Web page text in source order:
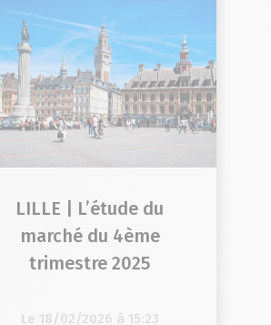
LILLE | L’étude du
marché du 4ème
trimestre 2025
Le 18/02/2026 à 15:23